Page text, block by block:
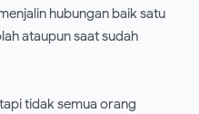
hubungan baik satu
ataupun saat sudah
tidak semua orang